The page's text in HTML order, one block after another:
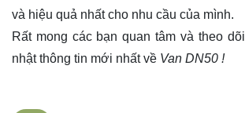
và hiệu quả nhất cho nhu cầu của mình.
Rất mong các bạn quan tâm và theo dõi
nhật thông tin mới nhất về Van DN50 !